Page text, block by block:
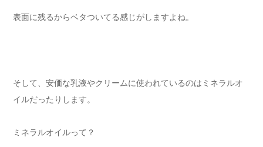
表面に残るからベタついてる感じがしますよね。
そして、安価な乳液やクリームに使われているのはミネラルオ
イルだったりします。
ミネラルオイルって？